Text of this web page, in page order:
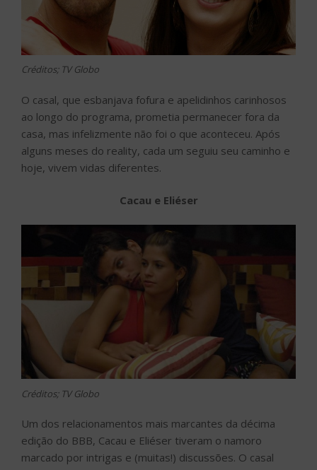
Créditos; TV Globo
O casal, que esbanjava fofura e apelidinhos carinhosos
ao longo do programa, prometia permanecer fora da
casa, mas infelizmente não foi o que aconteceu. Após
alguns meses do reality, cada um seguiu seu caminho e
hoje, vivem vidas diferentes.
Cacau e Eliéser
Créditos; TV Globo
Um dos relacionamentos mais marcantes da décima
edição do BBB, Cacau e Eliéser tiveram o namoro
marcado por intrigas e (muitas!) discussões. O casal